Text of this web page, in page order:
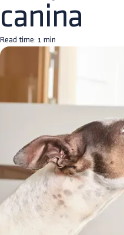
canina
Read time: 1 min